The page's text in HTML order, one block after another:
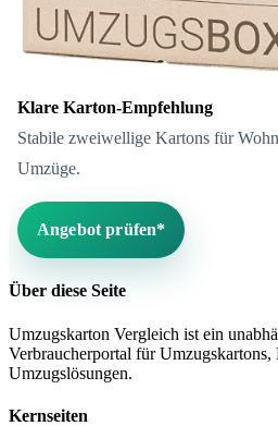
Klare Karton-Empfehlung
Stabile zweiwellige Kartons für
Umzüge.
Angebot prüfen*
Über diese Seite
Umzugskarton Vergleich ist ein
Verbraucherportal für Umzugskartons,
Umzugslösungen.
Kernseiten